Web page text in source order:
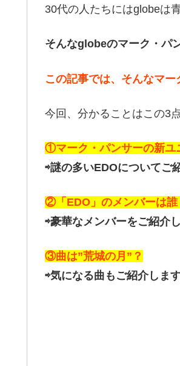
30代の人たちにはglobeは
そんなglobeのマーク・パ
この記事では、そんなマ
今回、分かることはこの3
①マーク・パンサーの新ユ
⇨謎の多いEDOについてご
②「EDO」のメンバーは誰
⇨豪華なメンバーをご紹介
③曲は”荒城の月”？
⇨気になる曲もご紹介します